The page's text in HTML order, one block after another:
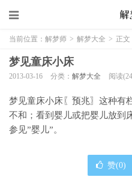
当前位置： 解梦师 > 解梦大全 > 正文
梦见童床小床
2013-03-16 分类： 解梦大全 阅读
梦见童床小床〖预兆〗这种有
不和；看到婴儿或把婴儿放到
参见”婴儿”。
赞(0)